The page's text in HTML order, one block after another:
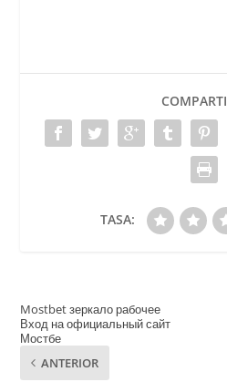
TASA:
Mostbet зеркало рабочее
Вход на официальный сайт
Мостбе
ANTERIOR